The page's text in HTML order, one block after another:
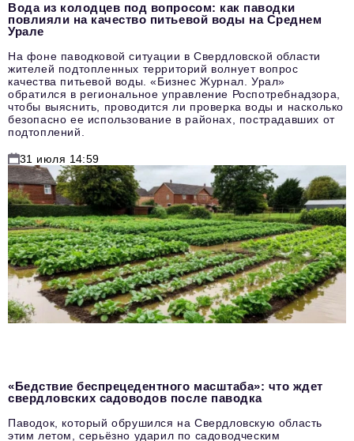
Вода из колодцев под вопросом: как паводки
повлияли на качество питьевой воды на Среднем
Урале
На фоне паводковой ситуации в Свердловской области
жителей подтопленных территорий волнует вопрос
качества питьевой воды. «Бизнес Журнал. Урал»
обратился в региональное управление Роспотребнадзора,
чтобы выяснить, проводится ли проверка воды и насколько
безопасно ее использование в районах, пострадавших от
подтоплений.
31 июля 14:59
«Бедствие беспрецедентного масштаба»: что ждет
свердловских садоводов после паводка
Паводок, который обрушился на Свердловскую область
этим летом, серьёзно ударил по садоводческим